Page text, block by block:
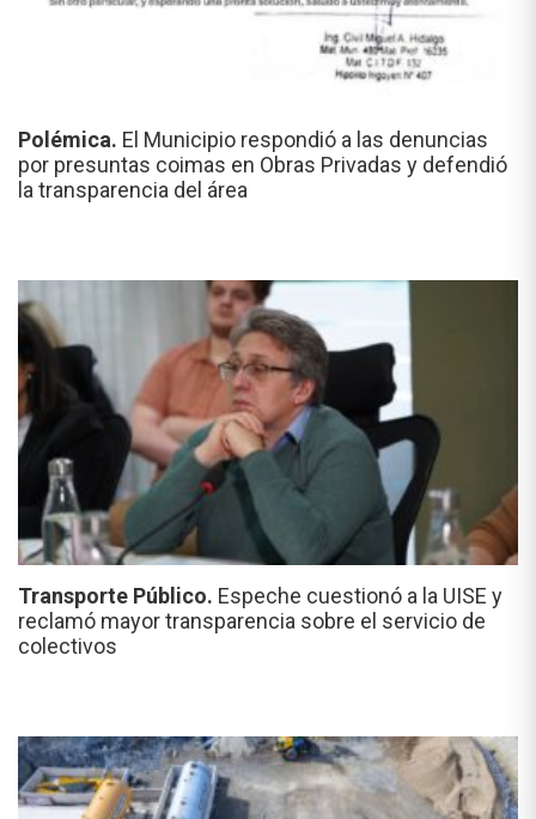
Polémica. El Municipio respondió a las denuncias
por presuntas coimas en Obras Privadas y defendió
la transparencia del área
Transporte Público. Espeche cuestionó a la UISE y
reclamó mayor transparencia sobre el servicio de
colectivos